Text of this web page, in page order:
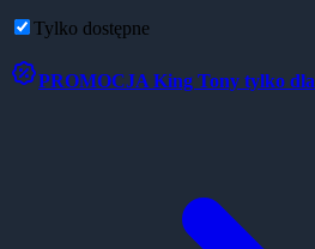
Tylko dostępne
PROMOCJA King Tony tylko dla